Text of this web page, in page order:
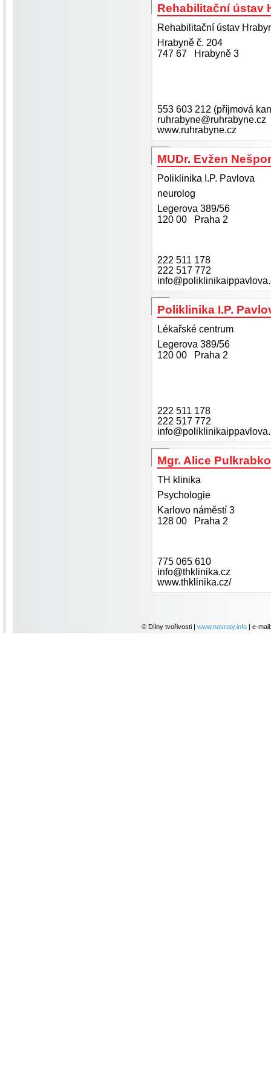
Rehabilitační ústav
Rehabilitační ústav
Hrabyně č. 204
747 67 Hrabyně 3
553 603 212 (příjmová
ruhrabyne@ruhrabyne.cz
www.ruhrabyne.cz
MUDr. Evžen Nešpor
Poliklinika I.P. Pavlova
neurolog
Legerova 389/56
120 00 Praha 2
222 511 178
222 517 772
Poliklinika I.P.
Lékařské centrum
Legerova 389/56
120 00 Praha 2
222 511 178
222 517 772
Mgr. Alice
TH klinika
Psychologie
Karlovo náměstí 3
128 00 Praha 2
775 065 610
info@thklinika.cz
www.thklinika.cz/
© Dílny tvořivosti |www.navraty.info | e-